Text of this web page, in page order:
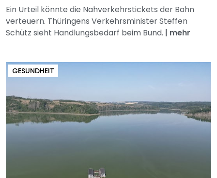
Ein Urteil könnte die Nahverkehrstickets der Bahn
verteuern. Thüringens Verkehrsminister Steffen
Schütz sieht Handlungsbedarf beim Bund. | mehr
GESUNDHEIT